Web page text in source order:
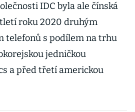
IDC byla ale čínská
roku 2020 druhým
telefonů s podílem na trhu
jedničkou
a před třetí americkou